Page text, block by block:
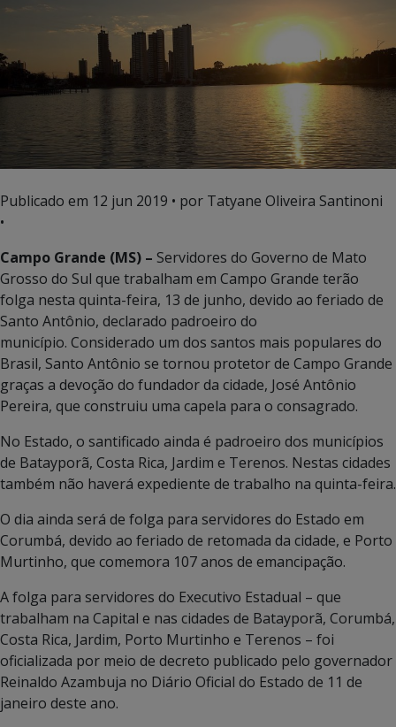
Publicado em 12 jun 2019 • por Tatyane Oliveira Santinoni
•
Campo Grande (MS) – Servidores do Governo de Mato
Grosso do Sul que trabalham em Campo Grande terão
folga nesta quinta-feira, 13 de junho, devido ao feriado de
Santo Antônio, declarado padroeiro do
município. Considerado um dos santos mais populares do
Brasil, Santo Antônio se tornou protetor de Campo Grande
graças a devoção do fundador da cidade, José Antônio
Pereira, que construiu uma capela para o consagrado.
No Estado, o santificado ainda é padroeiro dos municípios
de Batayporã, Costa Rica, Jardim e Terenos. Nestas cidades
também não haverá expediente de trabalho na quinta-feira.
O dia ainda será de folga para servidores do Estado em
Corumbá, devido ao feriado de retomada da cidade, e Porto
Murtinho, que comemora 107 anos de emancipação.
A folga para servidores do Executivo Estadual – que
trabalham na Capital e nas cidades de Batayporã, Corumbá,
Costa Rica, Jardim, Porto Murtinho e Terenos – foi
oficializada por meio de decreto publicado pelo governador
Reinaldo Azambuja no Diário Oficial do Estado de 11 de
janeiro deste ano.